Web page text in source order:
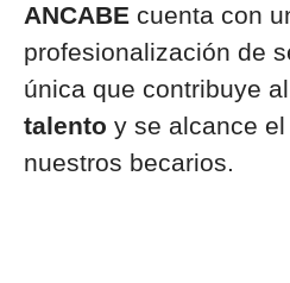
ANCABE cuenta con
profesionalización de
única que contribuye al
talento y se alcance
nuestros becarios.